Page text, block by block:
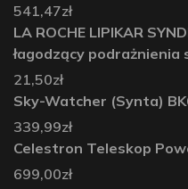
541,47zł
LA ROCHE LIPIKAR
łagodzący podrażnienia
21,50zł
Sky-Watcher (Synta)
339,99zł
Celestron Teleskop
699,00zł